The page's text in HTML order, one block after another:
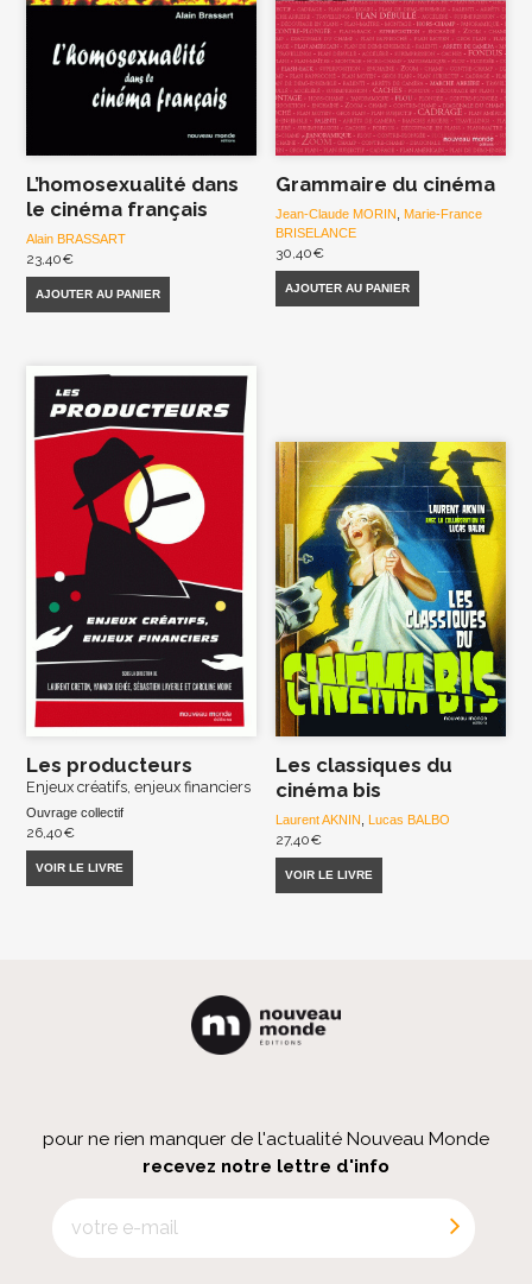
L’homosexualité dans
le cinéma français
Alain BRASSART
23,40€
AJOUTER AU PANIER
Grammaire du cinéma
Jean-Claude MORIN
Marie-France
BRISELANCE
30,40€
AJOUTER AU PANIER
Les producteurs
Enjeux créatifs, enjeux financiers
Ouvrage collectif
26,40€
VOIR LE LIVRE
Les classiques du
cinéma bis
Laurent AKNIN ,Lucas BALBO
27,40€
VOIR LE LIVRE
pour ne rien manquer de l'actualité Nouveau Monde
recevez notre lettre d'info